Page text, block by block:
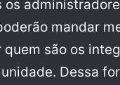
os
mandar
quem são os
Dessa